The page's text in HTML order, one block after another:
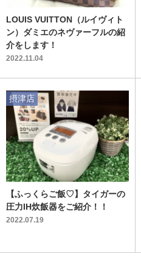
LOUIS VUITTON（ルイヴィト
ン）ダミエのネヴァーフルの紹
介をします！
2022.11.04
【ふっくらご飯♡】タイガーの
圧力IH炊飯器をご紹介！！
2022.07.19
摂津店